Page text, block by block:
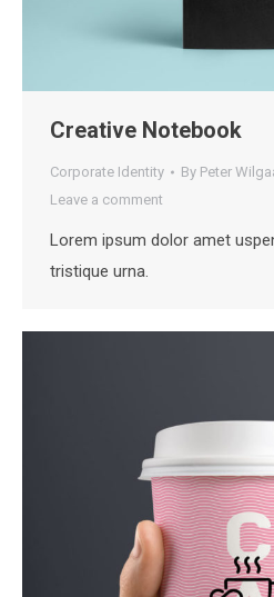
Creative Notebook
Corporate Identity By Peter
Leave a comment
Lorem ipsum dolor amet
tristique urna.